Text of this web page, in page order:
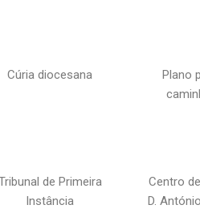
Cúria diocesana
Plano
de Primeira
Instância
Centro
D.